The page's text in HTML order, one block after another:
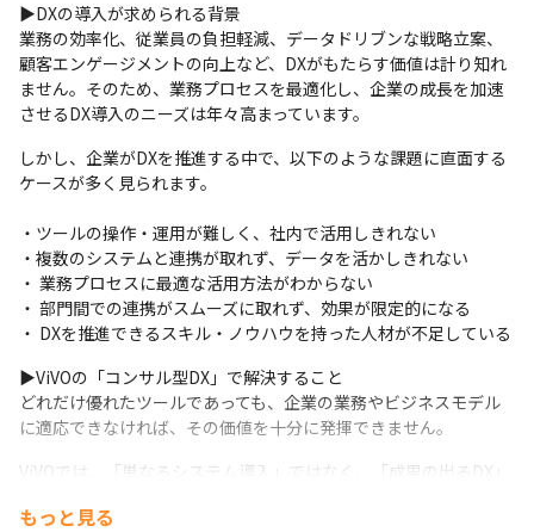
▶DXの導入が求められる背景
業務の効率化、従業員の負担軽減、データドリブンな戦略立案、
顧客エンゲージメントの向上など、DXがもたらす価値は計り知れ
ません。そのため、業務プロセスを最適化し、企業の成長を加速
させるDX導入のニーズは年々高まっています。
しかし、企業がDXを推進する中で、以下のような課題に直面する
ケースが多く見られます。
・ツールの操作・運用が難しく、社内で活用しきれない
・複数のシステムと連携が取れず、データを活かしきれない
・ 業務プロセスに最適な活用方法がわからない
・ 部門間での連携がスムーズに取れず、効果が限定的になる
・ DXを推進できるスキル・ノウハウを持った人材が不足している
▶ViVOの「コンサル型DX」で解決すること
どれだけ優れたツールであっても、企業の業務やビジネスモデル
に適応できなければ、その価値を十分に発揮できません。
ViVOでは、「単なるシステム導入」ではなく、「成果の出るDX」
もっと見る